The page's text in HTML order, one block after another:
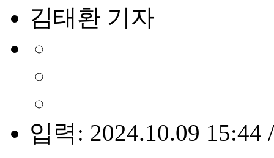
김태환 기자
입력: 2024.10.09 15:44